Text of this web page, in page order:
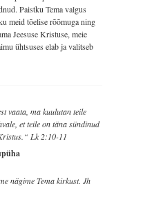
Paistku Tema valgus
meid tõelise rõõmuga ning
Jeesuse Kristuse, meie
ühtsuses elab ja valitseb
vaata, ma kuulutan teile
et teile on täna sündinud
Lk 2:10-11
nägime Tema kirkust. Jh